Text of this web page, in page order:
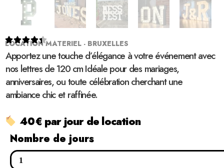

LOCATION MATERIEL - BRUXELLES
Apportez une touche d’élégance à votre événement avec
nos lettres de 120 cm Idéale pour des mariages,
anniversaires, ou toute célébration cherchant une
ambiance chic et raffinée.
40€ par jour de location
Nombre de jours